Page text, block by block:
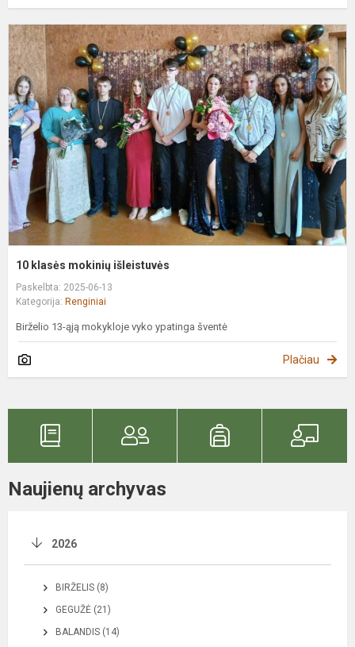
10 klasės mokinių išleistuvės
Paskelbta: 2025-06-13
Kategorija: Renginiai
Birželio 13-ąją mokykloje vyko ypatinga šventė
Plačiau
Naujienų archyvas
2026
BIRŽELIS (8)
GEGUŽĖ (21)
BALANDIS (14)